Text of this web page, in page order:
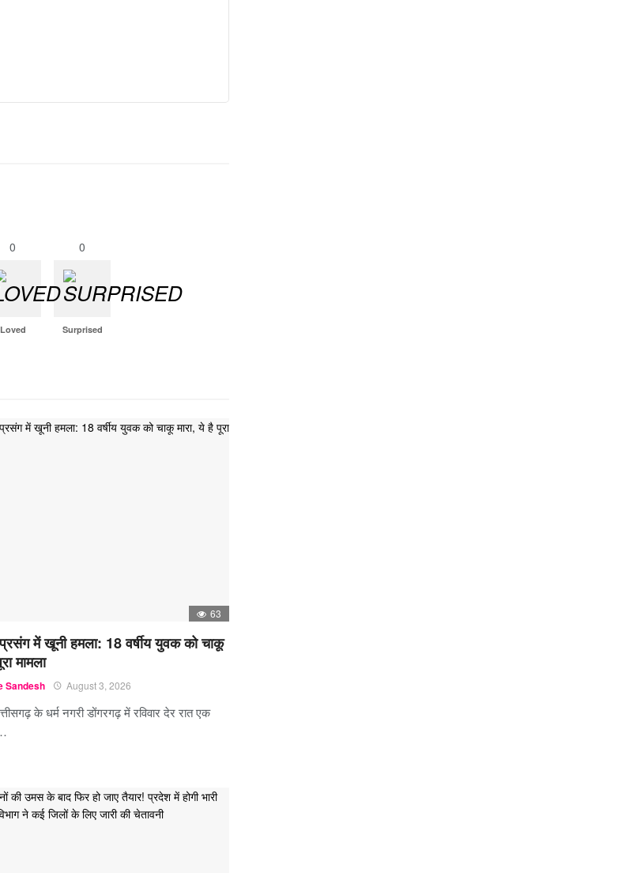
0
Loved
0
Surprised
63
में खूनी हमला: 18 वर्षीय युवक को चाकू
मामला
Sandesh August 3, 2026
के धर्म नगरी डोंगरगढ़ में रविवार देर रात एक